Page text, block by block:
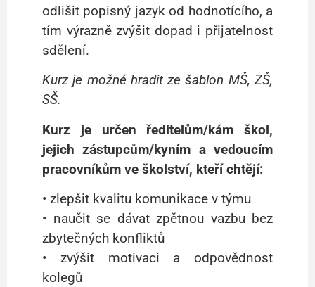
odlišit popisný jazyk od hodnotícího, a
tím výrazně zvýšit dopad i přijatelnost
sdělení.
Kurz je možné hradit ze šablon MŠ, ZŠ,
SŠ.
Kurz je určen ředitelům/kám škol,
jejich zástupcům/kyním a vedoucím
pracovníkům ve školství, kteří chtějí:
• zlepšit kvalitu komunikace v týmu
• naučit se dávat zpětnou vazbu bez
zbytečných konfliktů
• zvýšit motivaci a odpovědnost
kolegů